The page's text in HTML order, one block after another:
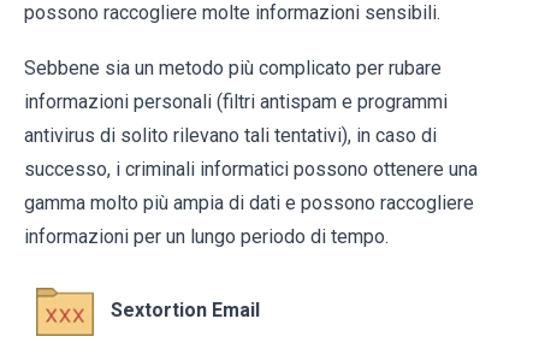
possono raccogliere molte informazioni sensibili.
Sebbene sia un metodo più complicato per rubare
informazioni personali (filtri antispam e programmi
antivirus di solito rilevano tali tentativi), in caso di
successo, i criminali informatici possono ottenere una
gamma molto più ampia di dati e possono raccogliere
informazioni per un lungo periodo di tempo.
Sextortion Email